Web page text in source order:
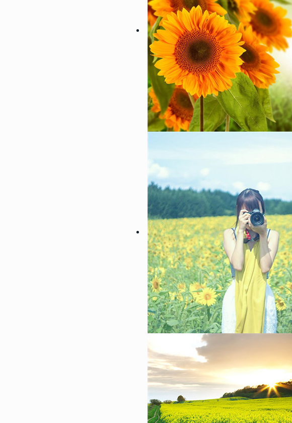
2022-08-23 09:54:09
微信最吉利的好看头像2022排行 能带来
好运的微信头像图片
2023-05-23 12:54:09
30一40岁女人微信头像 成熟稳重的洋气
女头合集
2022-10-11 15:42:03
2022微信最吉利的好看头像 大富大贵微
信招财头像大全
男生腹肌头像帅气撩人高清 2022男生腹
2022-09-20 14:06:02
会带来好运的微信头像男生 有好运意境
的男生微信头像图片
2022-10-15 14:12:05
2022能带来好运的微信头像女生 好看又
吉利的女生微信头像
5
6
7
9
10